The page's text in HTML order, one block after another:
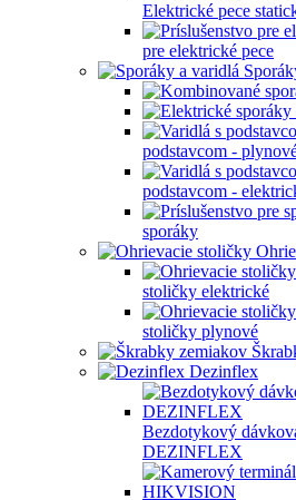
Elektrické pece
pre elektrické pece
podstavcom -
podstavcom -
sporáky
stoličky elektrické
stoličky plynové
Dezinflex
Bezdotykový
DEZINFLEX